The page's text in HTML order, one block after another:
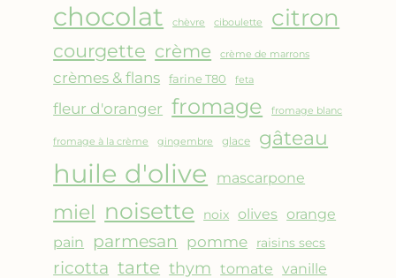
chocolat chèvre ciboulette citron
courgette crème crème de marrons
crèmes & flans farine T80 feta
fleur d'oranger fromage fromage blanc
fromage à la crème gingembre glace gâteau
huile d'olive mascarpone
miel noisette noix olives orange
pain
parmesan pomme raisins secs
ricotta tarte thym tomate vanille